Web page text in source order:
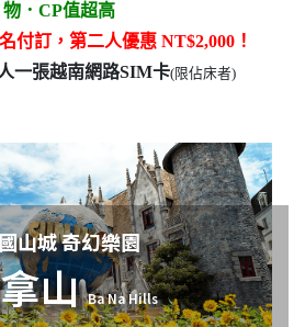
物． CP值超高
付訂，第二人優惠NT$2,000！
一張越南網路SIM卡(限佔床者)
山城 奇幻樂園
山Ba Na Hills